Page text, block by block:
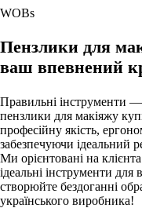
WOBs
Пензлики для
ваш впевнений
Правильні інструменти —
пензлики для макіяжу
професійну якість,
забезпечуючи ідеальний
Ми орієнтовані на
ідеальні інструменти
створюйте бездоганні
українського виробника!